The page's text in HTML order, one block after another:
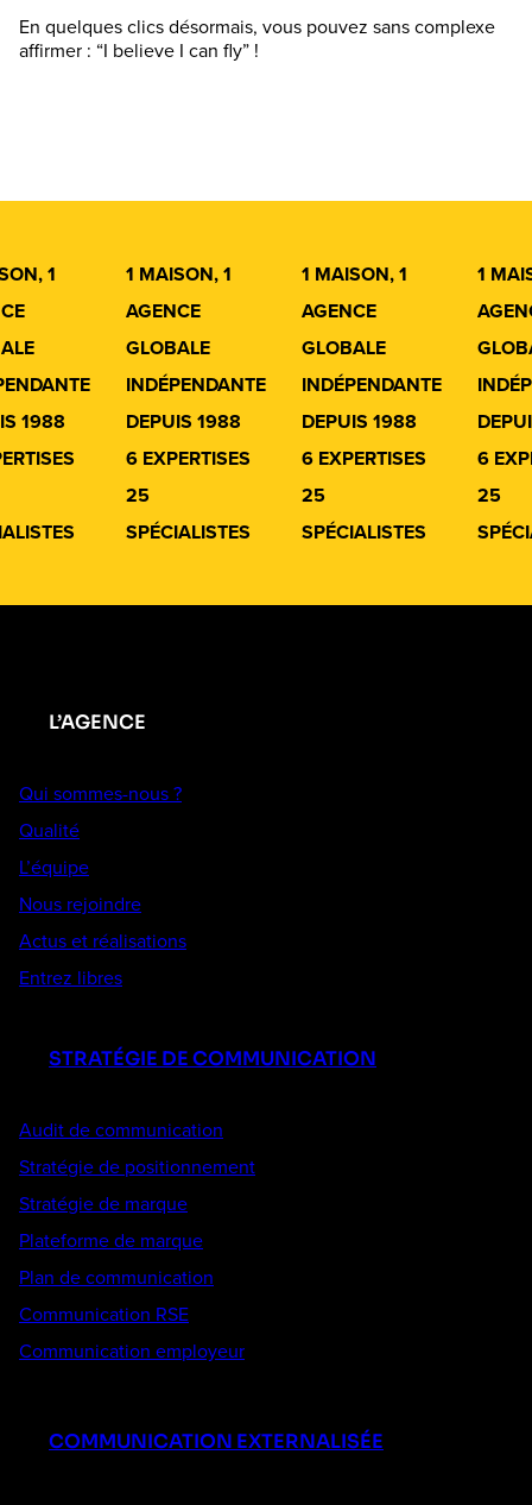
En quelques clics désormais, vous pouvez sans complexe
affirmer : “I believe I can fly” !
1
1988
1 MAISON, 1
AGENCE
GLOBALE
INDÉPENDANTE
DEPUIS 1988
6 EXPERTISES
25
SPÉCIALISTES
1 MAISON, 1
AGENCE
GLOBALE
INDÉPENDANTE
DEPUIS 1988
6 EXPERTISES
25
SPÉCIALISTES
1
6
25
L’AGENCE
Qui sommes-nous ?
Qualité
L’équipe
Nous rejoindre
Actus et réalisations
Entrez libres
STRATÉGIE DE COMMUNICATION
Audit de communication
Stratégie de positionnement
Stratégie de marque
Plateforme de marque
Plan de communication
Communication RSE
Communication employeur
COMMUNICATION EXTERNALISÉE